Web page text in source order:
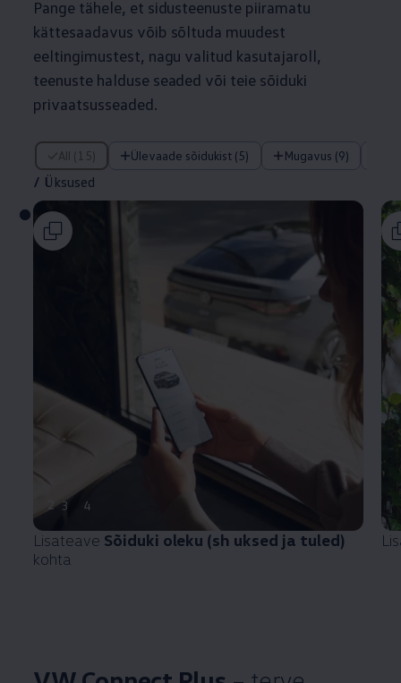
Pange tähele, et sidusteenuste piiramatu
kättesaadavus võib sõltuda muudest
eeltingimustest, nagu valitud kasutajaroll,
teenuste halduse seaded või teie sõiduki
privaatsusseaded.
All (15) Ülevaade sõidukist (5) Mugavus (9)
/ Üksused
/ Üksused
2 3 4
Lisateave Sõiduki oleku (sh uksed ja tuled)
kohta